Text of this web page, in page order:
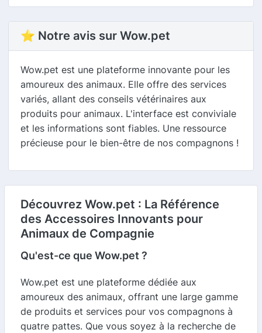
⭐ Notre avis sur Wow.pet
Wow.pet est une plateforme innovante pour les
amoureux des animaux. Elle offre des services
variés, allant des conseils vétérinaires aux
produits pour animaux. L'interface est conviviale
et les informations sont fiables. Une ressource
précieuse pour le bien-être de nos compagnons !
Découvrez Wow.pet : La Référence
des Accessoires Innovants pour
Animaux de Compagnie
Qu'est-ce que Wow.pet ?
Wow.pet est une plateforme dédiée aux
amoureux des animaux, offrant une large gamme
de produits et services pour vos compagnons à
quatre pattes. Que vous soyez à la recherche de